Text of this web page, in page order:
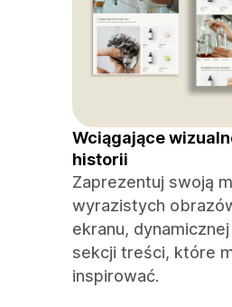
Wciągające
historii
Zaprezentuj swoją
wyrazistych
ekranu,
sekcji treści, które
inspirować.